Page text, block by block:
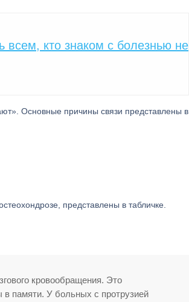
всем, кто знаком с болезнью не
Основные причины связи представлены в
представлены в табличке.
кровообращения. Это
памяти. У больных с протрузией